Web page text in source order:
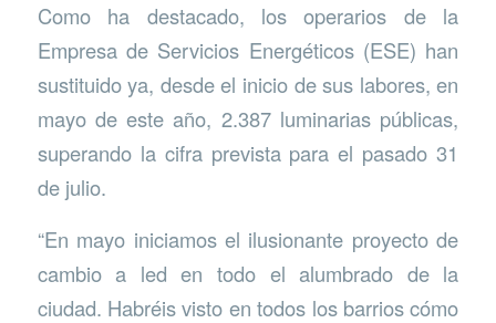
Como ha destacado, los operarios de la
Empresa de Servicios Energéticos (ESE) han
sustituido ya, desde el inicio de sus labores, en
mayo de este año, 2.387 luminarias públicas,
superando la cifra prevista para el pasado 31
de julio.
“En mayo iniciamos el ilusionante proyecto de
cambio a led en todo el alumbrado de la
ciudad. Habréis visto en todos los barrios cómo